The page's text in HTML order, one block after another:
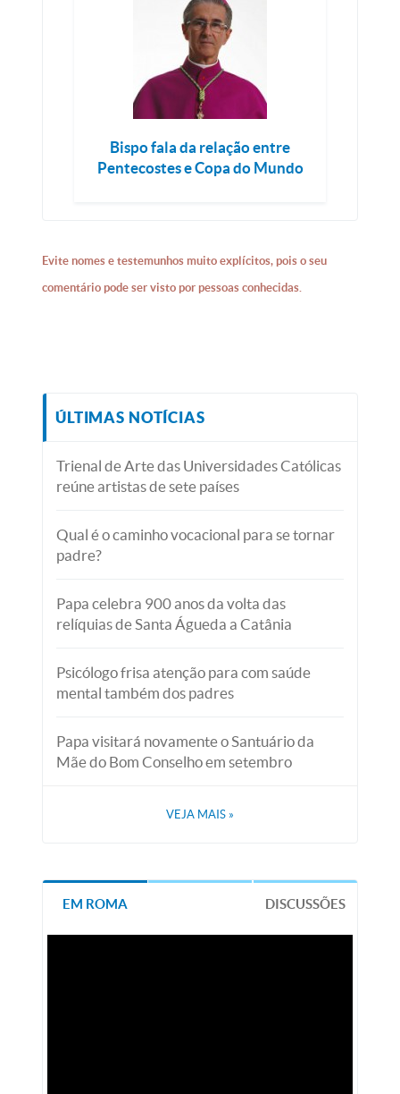
Bispo fala da relação entre
Pentecostes e Copa do Mundo
Evite nomes e testemunhos muito explícitos, pois o seu
comentário pode ser visto por pessoas conhecidas.
ÚLTIMAS NOTÍCIAS
Trienal de Arte das Universidades Católicas
reúne artistas de sete países
Qual é o caminho vocacional para se tornar
padre?
Papa celebra 900 anos da volta das
relíquias de Santa Águeda a Catânia
Psicólogo frisa atenção para com saúde
mental também dos padres
Papa visitará novamente o Santuário da
Mãe do Bom Conselho em setembro
VEJA MAIS »
EM ROMA DISCUSSÕES